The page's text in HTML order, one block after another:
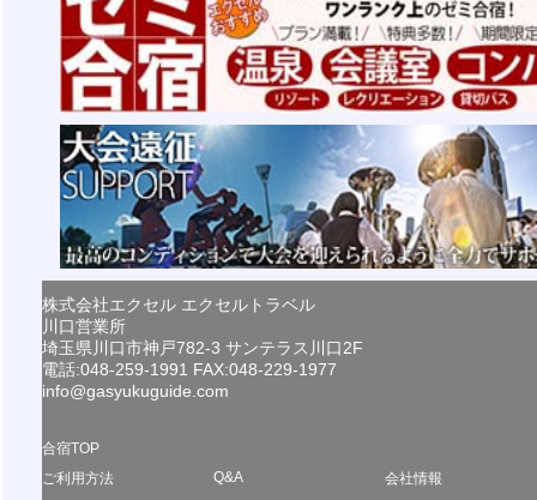
株式会社エクセル エクセルトラベル
川口営業所
埼玉県川口市神戸782-3 サンテラス川口2F
電話:048-259-1991 FAX:048-229-1977
info@gasyukuguide.com
合宿TOP
ご利用方法 Q&A
会社情報